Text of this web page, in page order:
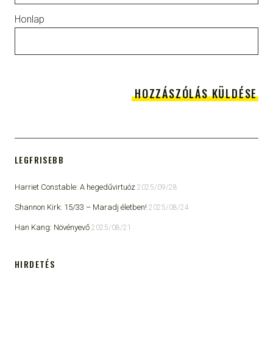
Honlap
LEGFRISEBB
Harriet Constable: A hegedűvirtuóz 2025/09/28
Shannon Kirk: 15/33 ​– Maradj életben! 2025/08/24
Han Kang: Növényevő 2025/08/21
HIRDETÉS